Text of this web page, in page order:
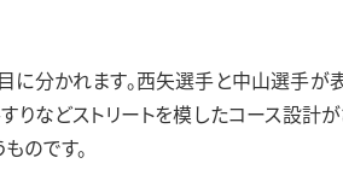
分かれます。西矢選手と中山選手が
りなどストリートを模したコース設計が
のです。